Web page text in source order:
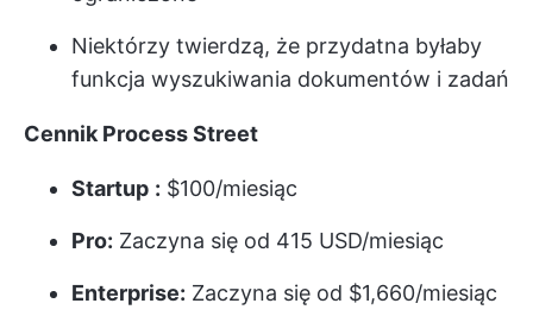
Niektórzy twierdzą, że przydatna byłaby
funkcja wyszukiwania dokumentów i zadań
Cennik Process Street
Startup : $100/miesiąc
Pro: Zaczyna się od 415 USD/miesiąc
Enterprise: Zaczyna się od $1,660/miesiąc